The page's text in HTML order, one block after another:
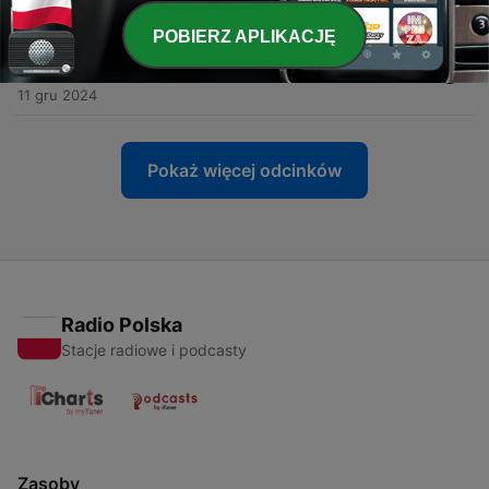
18 gru 2024
10 - Seryjne zabójstwa łódzkich gejów. "Denat zmarł
śmiercią zbrodniczą" #OnetAudio
11 gru 2024
Pokaż więcej odcinków
Radio Polska
Stacje radiowe i podcasty
Zasoby
POBIERZ APLIKACJĘ